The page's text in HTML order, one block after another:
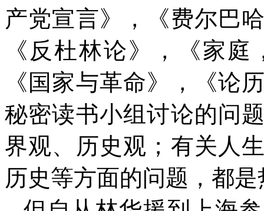
产党宣言》，《费尔巴
《反杜林论》，《家
《国家与革命》，《论
秘密读书小组讨论的问
界观、历史观；有关人
历史等方面的问题，都